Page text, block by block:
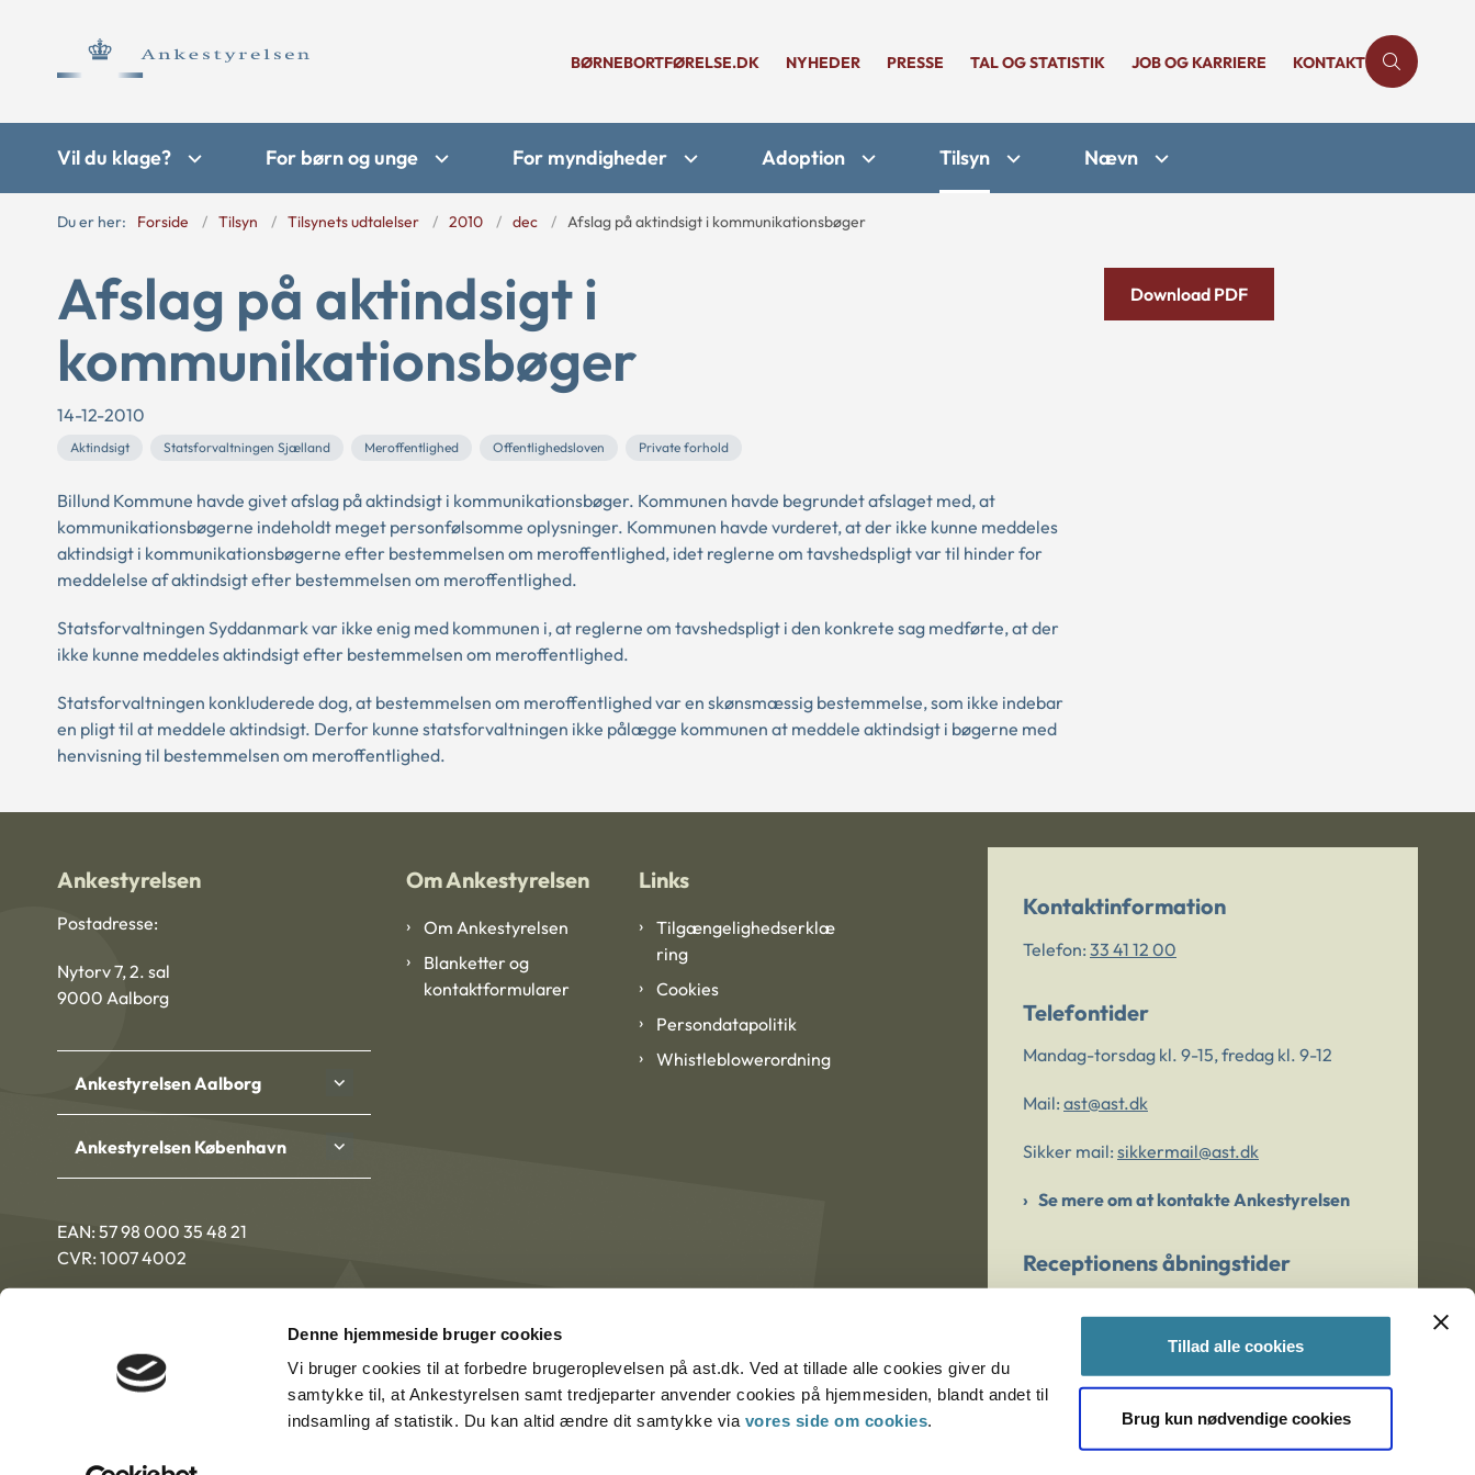
Denne hjemmeside bruger cookies
Vi bruger cookies til at forbedre brugeroplevelsen på ast.dk. Ved at tillade alle cookies giver du
samtykke til, at Ankestyrelsen samt tredjeparter anvender cookies på hjemmesiden, blandt andet til
indsamling af statistik. Du kan altid ændre dit samtykke via vores side om cookies.
Tillad alle cookies
Brug kun nødvendige cookies
BØRNEBORTFØRELSE.DK NYHEDER PRESSE TAL OG STATISTIK JOB OG KARRIERE KONTAKT
Vil du klage? For børn og unge For myndigheder Adoption Tilsyn Nævn
Du er her: Forside Tilsyn Tilsynets udtalelser 2010 dec Afslag på aktindsigt i kommunikationsbøger
Afslag på aktindsigt i
kommunikationsbøger
14-12-2010
Aktindsigt Statsforvaltningen Sjælland Meroffentlighed Offentlighedsloven Private forhold
Billund Kommune havde givet afslag på aktindsigt i kommunikationsbøger. Kommunen havde begrundet afslaget med, at
kommunikationsbøgerne indeholdt meget personfølsomme oplysninger. Kommunen havde vurderet, at der ikke kunne meddeles
aktindsigt i kommunikationsbøgerne efter bestemmelsen om meroffentlighed, idet reglerne om tavshedspligt var til hinder for
meddelelse af aktindsigt efter bestemmelsen om meroffentlighed.
Statsforvaltningen Syddanmark var ikke enig med kommunen i, at reglerne om tavshedspligt i den konkrete sag medførte, at der
ikke kunne meddeles aktindsigt efter bestemmelsen om meroffentlighed.
Statsforvaltningen konkluderede dog, at bestemmelsen om meroffentlighed var en skønsmæssig bestemmelse, som ikke indebar
en pligt til at meddele aktindsigt. Derfor kunne statsforvaltningen ikke pålægge kommunen at meddele aktindsigt i bøgerne med
henvisning til bestemmelsen om meroffentlighed.
Download PDF
Ankestyrelsen
Postadresse:
Nytorv 7, 2. sal
9000 Aalborg
Ankestyrelsen Aalborg
Ankestyrelsen København
EAN: 57 98 000 35 48 21
CVR: 1007 4002
Om Ankestyrelsen
Om Ankestyrelsen
Blanketter og
kontaktformularer
Links
Tilgængelighedserklæ
ring
Cookies
Persondatapolitik
Whistleblowerordning
Kontaktinformation
Telefon: 33 41 12 00
Telefontider
Mandag-torsdag kl. 9-15, fredag kl. 9-12
Mail: ast@ast.dk
Sikker mail: sikkermail@ast.dk
Se mere om at kontakte Ankestyrelsen
Receptionens åbningstider
Er du bekymret for et barn/en ung?